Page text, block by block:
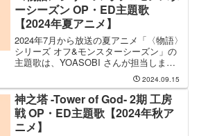
ーシーズン OP・ED主題歌
【2024年夏アニメ】
2024年7月から放送の夏アニメ「〈物語〉
シリーズ オフ&モンスターシーズン」の
主題歌は、YOASOBI さんが担当しま
す。YOASOBI さんが手掛ける主題歌の
タイトルは「UNDEAD」になります。気
になるところまで読み飛ばす OP主題歌...
2024.09.15
神之塔 -Tower of God- 2期 工房
戦 OP・ED主題歌【2024年秋ア
ニメ】